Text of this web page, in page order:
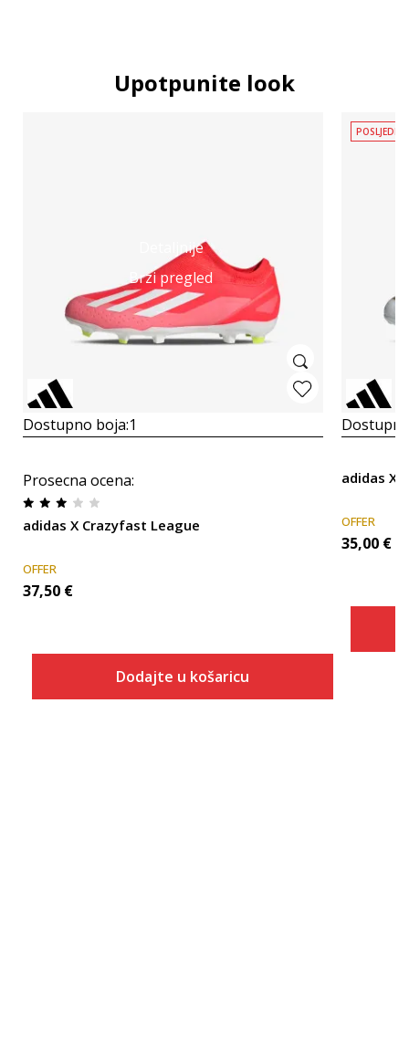
Upotpunite look
Detaljnije
Brzi pregled
Dostupno boja:1
Prosecna ocena:
adidas X Crazyfast League
OFFER
37,50 €
Dodajte u košaricu
adidas X
OFFER
35,00 €